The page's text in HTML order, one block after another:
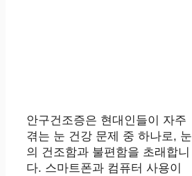
안구건조증은 현대인들이 자주
겪는 눈 건강 문제 중 하나로, 눈
의 건조함과 불편함을 초래합니
다. 스마트폰과 컴퓨터 사용이